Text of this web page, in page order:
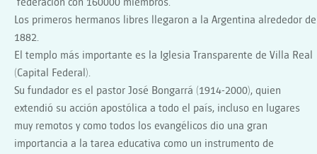
Los primeros hermanos libres llegaron a la Argentina alrededor de
1882.
El templo más importante es la Iglesia Transparente de Villa Real
(Capital Federal).
Su fundador es el pastor José Bongarrá (1914-2000), quien
extendió su acción apostólica a todo el país, incluso en lugares
muy remotos y como todos los evangélicos dio una gran
importancia a la tarea educativa como un instrumento de